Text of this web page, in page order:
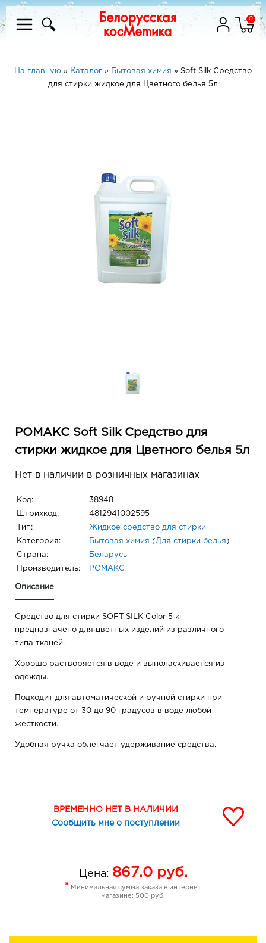
0
На главную » Каталог » Бытовая химия » Soft Silk Средство
для стирки жидкое для Цветного белья 5л
РОМАКС Soft Silk Средство для
стирки жидкое для Цветного белья 5л
Нет в наличии в розничных магазинах
Код: 38948
Штрихкод: 4812941002595
Тип: Жидкое средство для стирки
Категория: Бытовая химия ( Для стирки белья )
Страна: Беларусь
Производитель: РОМАКС
Описание
Средство для стирки SOFT SILK Color 5 кг
предназначено для цветных изделий из различного
типа тканей.
Хорошо растворяется в воде и выполаскивается из
одежды.
Подходит для автоматической и ручной стирки при
температуре от 30 до 90 градусов в воде любой
жесткости.
Удобная ручка облегчает удерживание средства.
ВРЕМЕННО НЕТ В НАЛИЧИИ
Сообщить мне о поступлении
Цена: 867.0руб.
* Минимальная сумма заказа в интернет
магазине: 500 руб.